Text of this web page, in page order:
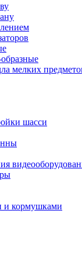
мелких
шасси
и кормушками